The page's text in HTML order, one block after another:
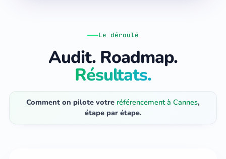
Le déroulé
Audit. Roadmap.
Résultats.
Comment on pilote votre référencement à Cannes,
étape par étape.